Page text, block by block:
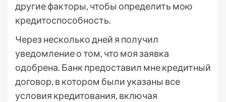
другие факторы, чтобы определить мою
кредитоспособность.
Через несколько дней я получил
уведомление о том, что моя заявка
одобрена. Банк предоставил мне кредитный
договор, в котором были указаны все
условия кредитования, включая